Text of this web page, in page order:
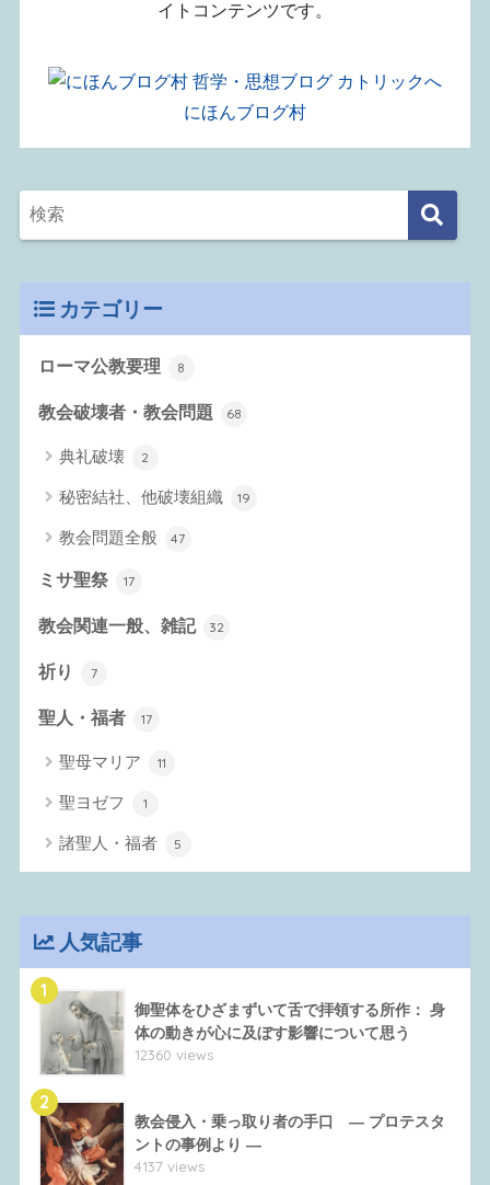
イトコンテンツです。
にほんブログ村
カテゴリー
ローマ公教要理 8
教会破壊者・教会問題 68
典礼破壊 2
秘密結社、他破壊組織 19
教会問題全般 47
ミサ聖祭 17
教会関連一般、雑記 32
祈り 7
聖人・福者 17
聖母マリア 11
聖ヨゼフ 1
諸聖人・福者 5
人気記事
1
御聖体をひざまずいて舌で拝領する所作： 身
体の動きが心に及ぼす影響について思う
12360 views
2
教会侵入・乗っ取り者の手口 ― プロテスタ
ントの事例より ―
4137 views